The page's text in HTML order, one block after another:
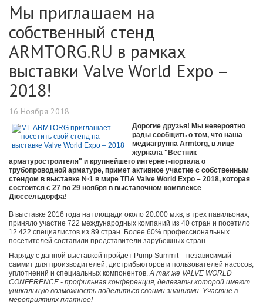
Мы приглашаем на
собственный стенд
ARMTORG.RU в рамках
выставки Valve World Expo –
2018!
16 Ноября 2018
Дорогие друзья! Мы невероятно
рады сообщить о том, что наша
медиагруппа Armtorg, в лице
журнала "Вестник
арматуростроителя" и крупнейшего интернет-портала о
трубопроводной арматуре, примет активное участие с собственным
стендом в выставке №1 в мире ТПА Valve World Expo – 2018, которая
состоится с 27 по 29 ноября в выставочном комплексе
Дюссельдорфа!
В выставке 2016 года на площади около 20.000 м.кв, в трех павильонах,
приняло участие 722 международных компаний из 40 стран и посетило
12.422 специалистов из 89 стран. Более 60% профессиональных
посетителей составили представители зарубежных стран.
Наряду с данной выставкой пройдет Pump Summit – независимый
саммит для производителей, дистрибьюторов и пользователей насосов,
уплотнений и специальных компонентов.А так же VALVE WORLD
CONFERENCE - профильная конференция, делегаты которой имеют
уникальную возможность поделиться своими знаниями. Участие в
мероприятиях платное!